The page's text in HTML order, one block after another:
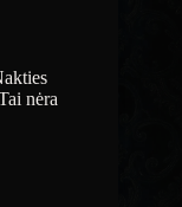
nėra